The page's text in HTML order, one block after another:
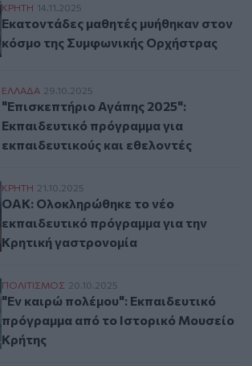
Εκατοντάδες μαθητές μυήθηκαν στον
ΚΡΗΤΗ 14.11.2025
Εκατοντάδες μαθητές μυήθηκαν στον
κόσμο της Συμφωνικής Ορχήστρας
"Επισκεπτήριο Αγάπης 2025":
ΕΛΛAΔΑ 29.10.2025
"Επισκεπτήριο Αγάπης 2025":
Εκπαιδευτικό πρόγραμμα για
εκπαιδευτικούς και εθελοντές
ΟΑΚ: Ολοκληρώθηκε το νέο
ΚΡΗΤΗ 21.10.2025
ΟΑΚ: Ολοκληρώθηκε το νέο
εκπαιδευτικό πρόγραμμα για την
Κρητική γαστρονομία
"Εν καιρώ πολέμου": Εκπαιδευτικό
ΠΟΛΙΤΙΣΜΟΣ 20.10.2025
"Εν καιρώ πολέμου": Εκπαιδευτικό
πρόγραμμα από το Ιστορικό Μουσείο
Κρήτης